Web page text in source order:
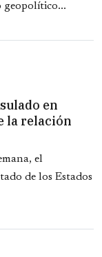
geopolítico...
en
la relación
el
de los Estados